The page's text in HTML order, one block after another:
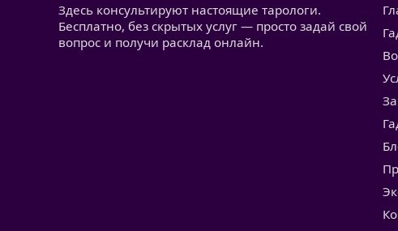
Здесь консультируют настоящие тарологи.
Бесплатно, без скрытых услуг — просто задай свой
вопрос и получи расклад онлайн.